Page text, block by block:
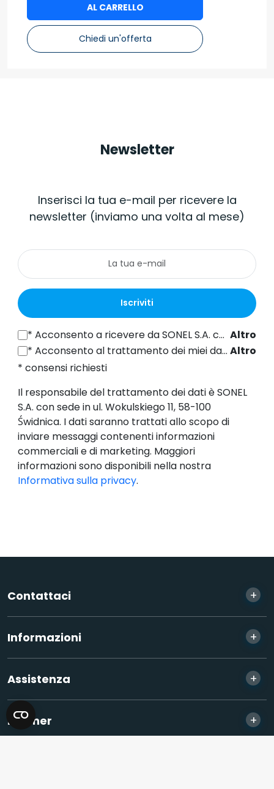
AL CARRELLO
Chiedi un'offerta
Newsletter
Inserisci la tua e-mail per ricevere la
newsletter (inviamo una volta al mese)
Iscriviti
*Acconsento a ricevere da SONEL S.A. con sede in ul. Wokulskiego 11, 58-100 Świdnica informazioni commerciali per via elettronica (all'indirizzo e-mail fornito) a fini di marketing, ai sensi dell'articolo 398 della legge del 12 luglio 2024 sul diritto delle comunicazioni elettroniche.
Altro
*Acconsento al trattamento dei miei dati personali (indirizzo e-mail) da parte di SONEL S.A. con sede in ul. Wokulskiego 11, 58-100 Świdnica, ai fini dell'invio di newsletter contenenti informazioni commerciali e di marketing, ai sensi dell'art. 6, comma 1, lettera a) del Regolamento generale sulla protezione dei dati (GDPR). Altro
* consensi richiesti
Il responsabile del trattamento dei dati è SONEL
S.A. con sede in ul. Wokulskiego 11, 58-100
Świdnica. I dati saranno trattati allo scopo di
inviare messaggi contenenti informazioni
commerciali e di marketing. Maggiori
informazioni sono disponibili nella nostra
Informativa sulla privacy.
Contattaci +
Informazioni +
Assistenza +
Partner +